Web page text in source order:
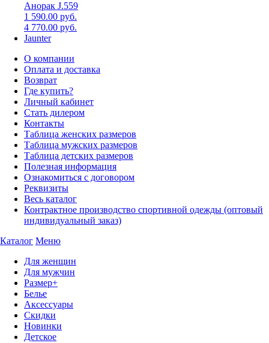
Анорак J.559
1 590.00 руб.
4 770.00 руб.
Jaunter
О компании
Оплата и доставка
Возврат
Где купить?
Личный кабинет
Стать дилером
Контакты
Таблица женских размеров
Таблица мужских размеров
Таблица детских размеров
Полезная информация
Ознакомиться с договором
Реквизиты
Весь каталог
Контрактное производство спортивной одежды (оптовый
индивидуальный заказ)
Каталог Меню
Для женщин
Для мужчин
Размер+
Белье
Аксессуары
Скидки
Новинки
Детское